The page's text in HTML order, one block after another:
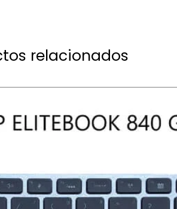
relacionados